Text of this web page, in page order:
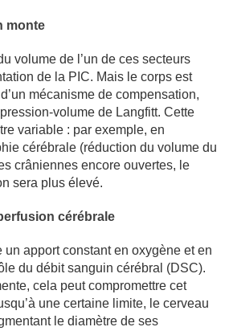
monte
volume de l’un de ces secteurs
de la PIC. Mais le corps est
mécanisme de compensation,
volume de Langfitt. Cette
variable : par exemple, en
cérébrale (réduction du volume du
crâniennes encore ouvertes, le
sera plus élevé.
cérébrale
un apport constant en oxygène et en
du débit sanguin cérébral (DSC).
cela peut compromettre cet
une certaine limite, le cerveau
le diamètre de ses